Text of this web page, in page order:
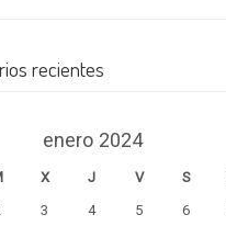
recientes
enero 2024
X J V S
3 4 5 6